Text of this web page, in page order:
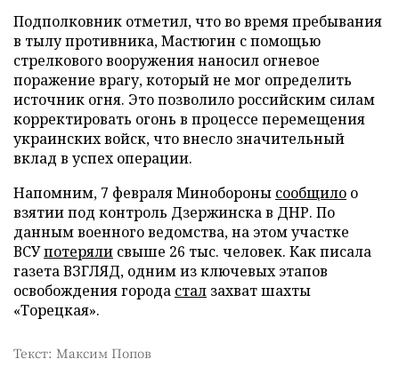
Подполковник отметил, что во время пребывания
в тылу противника, Мастюгин с помощью
стрелкового вооружения наносил огневое
поражение врагу, который не мог определить
источник огня. Это позволило российским силам
корректировать огонь в процессе перемещения
украинских войск, что внесло значительный
вклад в успех операции.
Напомним, 7 февраля Минобороны сообщило о
взятии под контроль Дзержинска в ДНР. По
данным военного ведомства, на этом участке
ВСУпотеряли свыше 26 тыс. человек. Как писала
газета ВЗГЛЯД, одним из ключевых этапов
освобождения города стал захват шахты
«Торецкая».
Текст: Максим Попов